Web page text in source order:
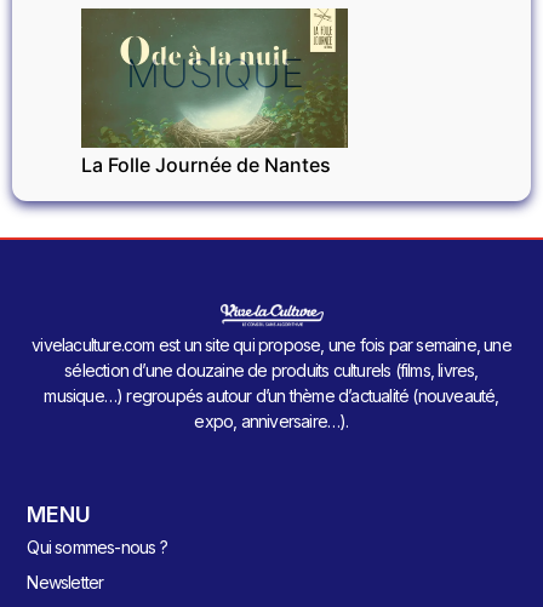
MUSIQUE
La Folle Journée de Nantes
vivelaculture.com est un site qui propose, une fois par semaine, une
sélection d’une douzaine de produits culturels (films, livres,
musique…) regroupés autour d’un thème d’actualité (nouveauté,
expo, anniversaire…).
MENU
Qui sommes-nous ?
Newsletter